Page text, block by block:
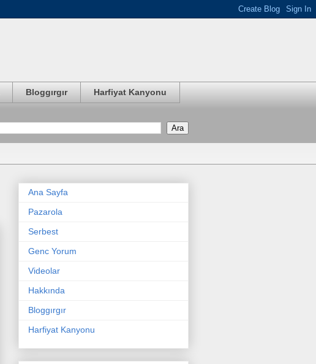
Bloggırgır Harfiyat Kanyonu
Ana Sayfa
Pazarola
Serbest
Genc Yorum
Videolar
Hakkında
Bloggırgır
Harfiyat Kanyonu